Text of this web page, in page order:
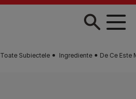
Toate Subiectele Ingrediente De Ce Este